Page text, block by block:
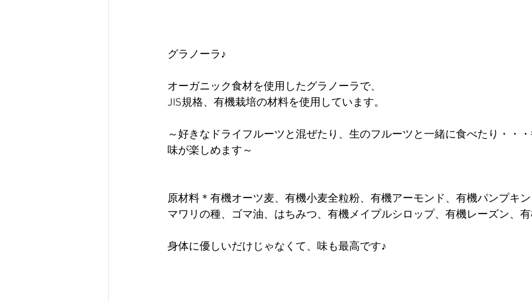
グラノーラ♪
オーガニック食材を使用したグラノーラで、
JIS規格、有機栽培の材料を使用しています。
～好きなドライフルーツと混ぜたり、生のフルーツと一緒に食べたり・・
味が楽しめます～
原材料＊有機オーツ麦、有機小麦全粒粉、有機アーモンド、有機パンプキ
マワリの種、ゴマ油、はちみつ、有機メイプルシロップ、有機レーズン、
身体に優しいだけじゃなくて、味も最高です♪